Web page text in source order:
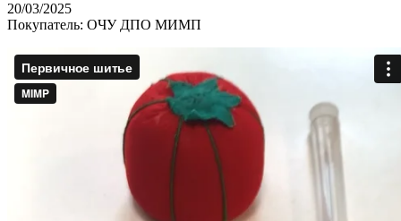
20/03/2025
Покупатель: ОЧУ ДПО МИМП